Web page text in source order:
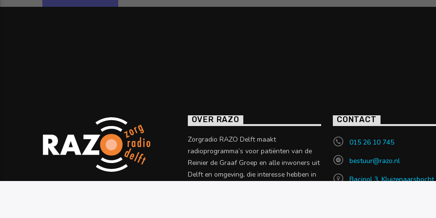
OVER RAZO
Zorgradio RAZO Delft maakt
radioprogramma’s voor patiënten van de
Reinier de Graaf Groep en alle inwoners uit
Delft en omgeving, die interesse hebben in
CONTACT
015 26 10 745
bestuur@razo.nl
Bacinol 3, Kluizenaarsbocht